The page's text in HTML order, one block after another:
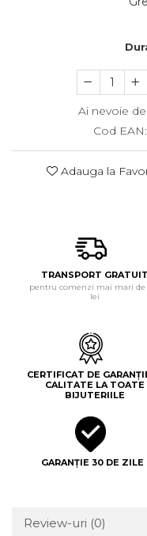
Ai nevoie
Cod EAN:
Adauga la
TRANSPORT GRATUIT
pentru comenzi mai mari de
lei
CERTIFICAT DE
CALITATE LA TOATE
BIJUTERIILE
GARANȚIE 30 DE ZILE
Review-uri (0)